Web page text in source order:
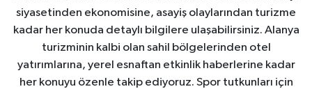
siyasetinden ekonomisine, asayiş olaylarından turizme
kadar her konuda detaylı bilgilere ulaşabilirsiniz. Alanya
turizminin kalbi olan sahil bölgelerinden otel
yatırımlarına, yerel esnaftan etkinlik haberlerine kadar
her konuyu özenle takip ediyoruz. Spor tutkunları için